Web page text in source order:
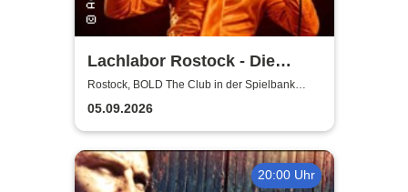
Lachlabor Rostock - Die
Comedy-Testbühne im BOLD
The Club
Rostock, BOLD The Club in der Spielbank
Rostock
05.09.2026
20:00 Uhr